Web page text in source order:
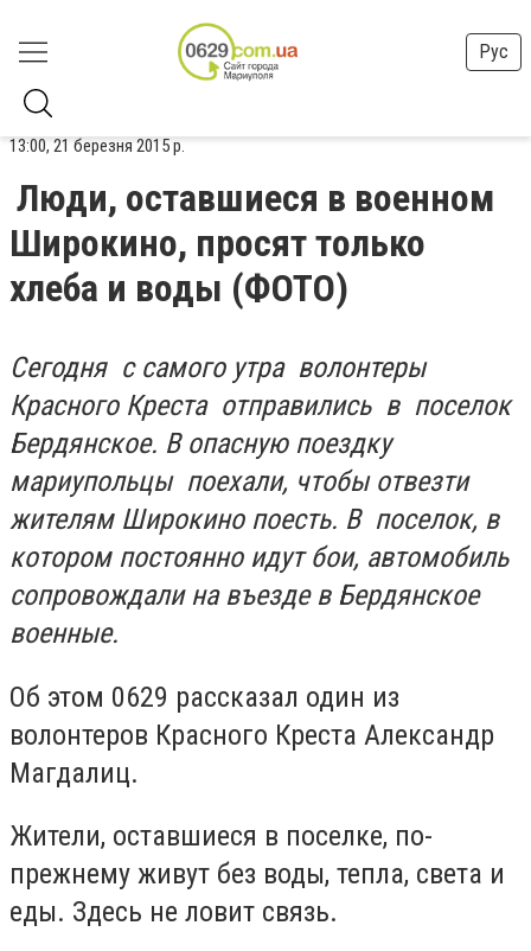
Рус
13:00, 21 березня 2015 р.
Люди, оставшиеся в военном
Широкино, просят только
хлеба и воды (ФОТО)
Сегодня с самого утра волонтеры
Красного Креста отправились в поселок
Бердянское. В опасную поездку
мариупольцы поехали, чтобы отвезти
жителям Широкино поесть. В поселок, в
котором постоянно идут бои, автомобиль
сопровождали на въезде в Бердянское
военные.
Об этом 0629 рассказал один из
волонтеров Красного Креста Александр
Магдалиц.
Жители, оставшиеся в поселке, по-
прежнему живут без воды, тепла, света и
еды. Здесь не ловит связь.